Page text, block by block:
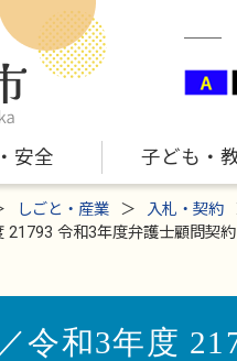
安全 子ども・
しごと・産業 入札・契約
21793 令和3年度弁護士顧問契約
令和3年度